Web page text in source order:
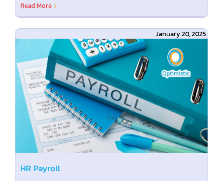
Read More
HR Payroll
January 20, 2025